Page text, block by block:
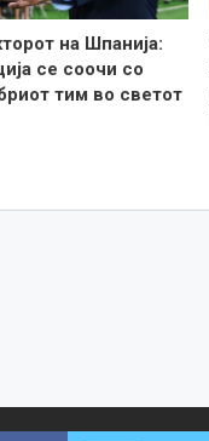
на Шпанија:
се соочи со
тим во светот